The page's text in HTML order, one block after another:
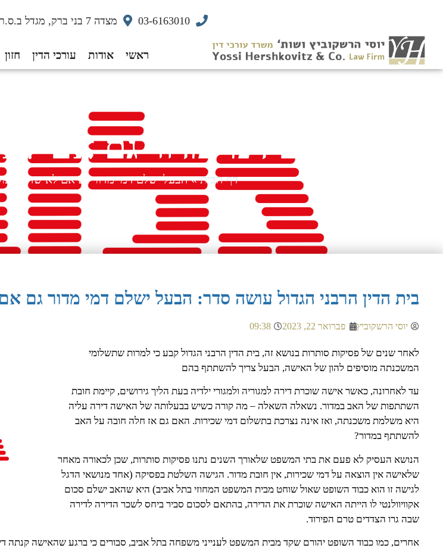
03-6163010 מצדה 7 בני ברק, מגדל ב.ס.ר 4 , קומה 40
ראשי אודות עורכי הדין חזון
הבעל ישלם דמי מדור גם אם
דף הבית»הבעל ישלם דמי מדור גם אם לאישה יש
בית הדין הרבני הגדול עושה סדר: הבעל ישלם דמי מדור גם
יוסי הרשקוביץ פברואר 22, 2023 09:38
לאחר שנים של פסיקות סותרות בנושא זה, בית הדין הרבני הגדול קבע כי למרות שתשלומי
המשכנתה מוסיפים להון של האישה, הבעל צריך להשתתף בהם
עד לאחרונה, כאשר אישה שוכרת דירה למגוריה ולמגורי ילדיה בעת הליך גירושים, קיימת חובת
השתתפות של האב במדור. נשאלה השאלה – מה קורה כשיש בבעלותה של האישה דירה עליה
היא משלמת משכנתה, ואז אינה נצרכת בתשלום דמי שכירות. האם גם אז חלה חובה על האב
להשתתף במדור?
הנושא העסיק לא פעם את בתי המשפט שלאורך השנים נתנו פסיקות סותרות, שכן לכאורה מאחר
שלאישה אין הוצאה על דמי שכירות, אין חובת מדור. הגישה השלטת בפסיקה (אחד מנושאי הדגל
לגישה זו הוא כבוד השופט שאול שוחט מבית המשפט המחוזי בתל אביב) היא שהאב ישלם סכום
אקוויוולנטי לו הייתה האישה שוכרת את הדירה, בהתאם לסכום סביר ביחס לשכר הדירה לדירה
שבה גרו הצדדים טרם הפירוד.
אחרים, כמו כבוד השופט יהורם שקד מבית המשפט לענייני משפחה בתל אביב, סבורים כי ברגע שהאישה